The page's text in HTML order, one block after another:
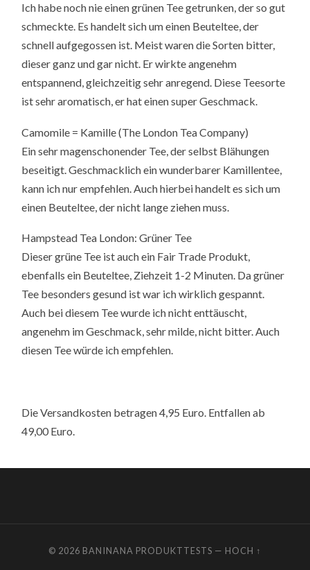
Ich habe noch nie einen grünen Tee getrunken, der so gut
schmeckte. Es handelt sich um einen Beuteltee, der
schnell aufgegossen ist. Meist waren die Sorten bitter,
dieser ganz und gar nicht. Er wirkte angenehm
entspannend, gleichzeitig sehr anregend. Diese Teesorte
ist sehr aromatisch, er hat einen super Geschmack.
Camomile = Kamille (The London Tea Company)
Ein sehr magenschonender Tee, der selbst Blähungen
beseitigt. Geschmacklich ein wunderbarer Kamillentee,
kann ich nur empfehlen. Auch hierbei handelt es sich um
einen Beuteltee, der nicht lange ziehen muss.
Hampstead Tea London: Grüner Tee
Dieser grüne Tee ist auch ein Fair Trade Produkt,
ebenfalls ein Beuteltee, Ziehzeit 1-2 Minuten. Da grüner
Tee besonders gesund ist war ich wirklich gespannt.
Auch bei diesem Tee wurde ich nicht enttäuscht,
angenehm im Geschmack, sehr milde, nicht bitter. Auch
diesen Tee würde ich empfehlen.
Die Versandkosten betragen 4,95 Euro. Entfallen ab
49,00 Euro.
© 2026 BANINANA PRODUKTTESTS — HOCH ↑